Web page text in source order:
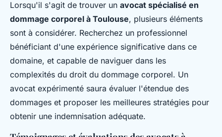
Lorsqu'il s'agit de trouver un avocat spécialisé en
dommage corporel à Toulouse, plusieurs éléments
sont à considérer. Recherchez un professionnel
bénéficiant d'une expérience significative dans ce
domaine, et capable de naviguer dans les
complexités du droit du dommage corporel. Un
avocat expérimenté saura évaluer l'étendue des
dommages et proposer les meilleures stratégies pour
obtenir une indemnisation adéquate.